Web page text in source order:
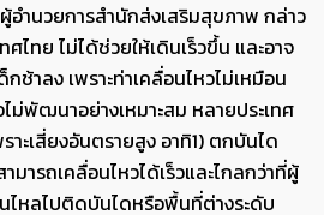
ำนวยการสำนักส่งเสริมสุขภาพ กล่าว
ศไทย ไม่ได้ช่วยให้เดินเร็วขึ้น และอาจ
ช้าลง เพราะท่าเคลื่อนไหวไม่เหมือน
ม่พัฒนาอย่างเหมาะสม หลายประเทศ
าะเสี่ยงอันตรายสูง อาทิ1) ตกบันได
ารถเคลื่อนไหวได้เร็วและไกลกว่าที่ผู้
ไหลไปติดบันไดหรือพื้นที่ต่างระดับ